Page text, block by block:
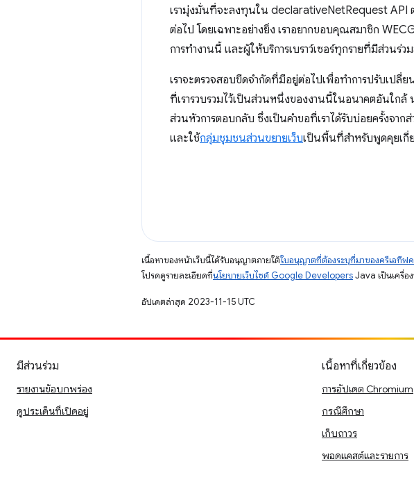
เรามุ่งมั่นที่จะลงทุนใน declarativeNetRequest API
ต่อไป โดยเฉพาะอย่างยิ่ง เราอยากขอบคุณสมาชิก
การทำงานนี้ และผู้ให้บริการเบราว์เซอร์ทุกรายที่มีส่วนร่
เราจะตรวจสอบขีดจำกัดที่มีอยู่ต่อไปเพื่อทำการปรับเปลี่
ที่เรารวบรวมไว้เป็นส่วนหนึ่งของงานนี้ในอนาคตอันใกล้
ส่วนหัวการตอบกลับ ซึ่งเป็นคำขอที่เราได้รับบ่อยครั้งจาก
และใช้กลุ่มชุมชนส่วนขยายเว็บเป็นพื้นที่สำหรับพูดคุยเกี่
เนื้อหาของหน้าเว็บนี้ได้รับอนุญาตภายใต้ใบอนุญาตที่ต้องระบุที่มาของครีเอทีฟ
โปรดดูรายละเอียดที่นโยบายเว็บไซต์ Google DevelopersJava เป็นเครื่อ
อัปเดตล่าสุด 2023-11-15 UTC
มีส่วนร่วม
รายงานข้อบกพร่อง
ดูประเด็นที่เปิดอยู่
เนื้อหาที่เกี่ยวข้อง
การอัปเดต Chromium
กรณีศึกษา
เก็บถาวร
พอดแคสต์และรายการ